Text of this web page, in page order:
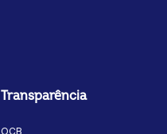
Transparência
OCB